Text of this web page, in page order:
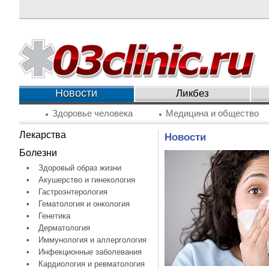
Новости Ликбез
Здоровье человека Медицина и общество
Лекарства
Болезни
•
Здоровый образ жизни
•
Акушерство и гинекология
•
Гастроэнтерология
•
Гематология и онкология
•
Генетика
•
Дерматология
•
Иммунология и аллергология
•
Инфекционные заболевания
•
Кардиология и ревматология
Новости